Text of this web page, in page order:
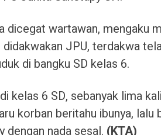
dicegat wartawan, mengaku
JPU, terdakwa
di bangku SD kelas 6.
kelas 6 SD, sebanyak lima
korban beritahu ibunya, lalu
dengan nada sesal. (KTA)